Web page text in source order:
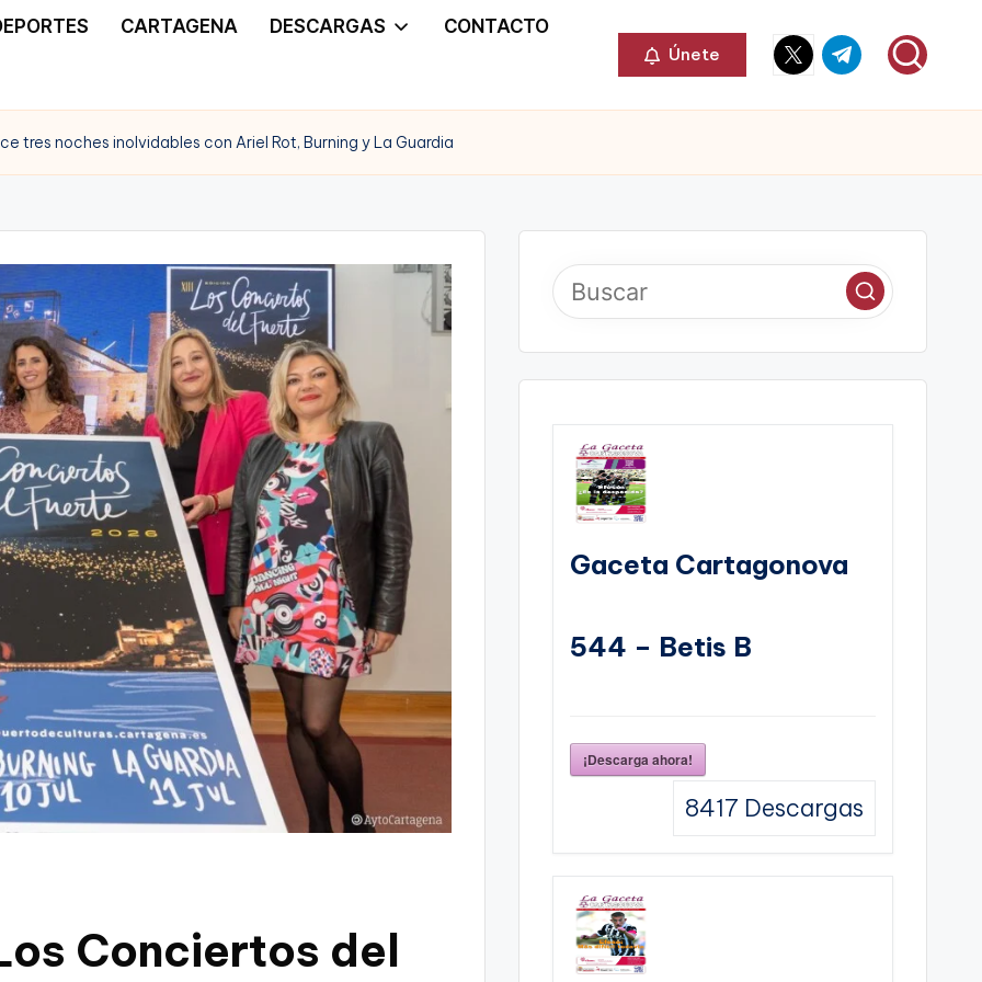
CARTAGENA DESCARGAS CONTACTO
Únete
Elemento
del
Elemento
del
tres noches inolvidables con Ariel Rot, Burning y La Guardia
Conciertos del
Gaceta Cartagonova
544 – Betis B
¡Descarga ahora!
8417 Descargas